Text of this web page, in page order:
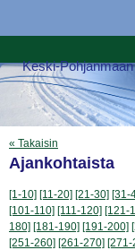
Keski-
« Takaisin
Ajankohtaista
[1-10] [11-20] [21-30] [31-
[101-110] [111-120] [121-
180] [181-190] [191-200]
[251-260] [261-270] [271-